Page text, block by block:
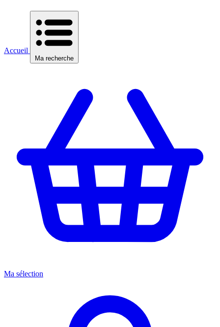
Accueil
Ma recherche
Ma sélection